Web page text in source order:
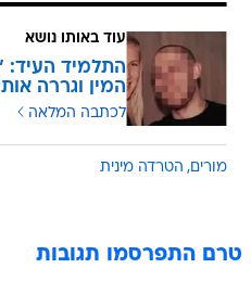
עוד באותו נושא
התלמיד העיד:
המין וגררה
לכתבה המלאה
מורים הטרדה מינית
טרם התפרסמו תגובות